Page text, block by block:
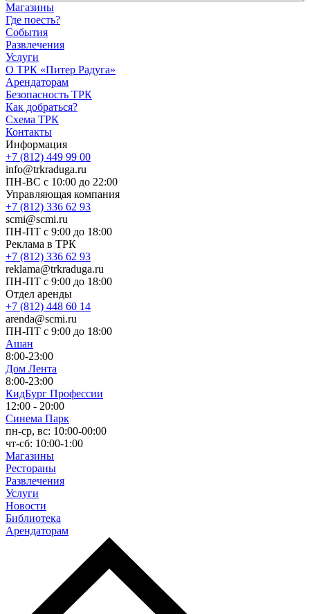
Магазины
Где поесть?
События
Развлечения
Услуги
О ТРК «Питер Радуга»
Арендаторам
Безопасность ТРК
Как добраться?
Схема ТРК
Контакты
Информация
+7 (812) 449 99 00
info@trkraduga.ru
ПН-ВС с 10:00 до 22:00
Управляющая компания
+7 (812) 336 62 93
scmi@scmi.ru
ПН-ПТ с 9:00 до 18:00
Реклама в ТРК
+7 (812) 336 62 93
reklama@trkraduga.ru
ПН-ПТ с 9:00 до 18:00
Отдел аренды
+7 (812) 448 60 14
arenda@scmi.ru
ПН-ПТ с 9:00 до 18:00
Ашан
8:00-23:00
Дом Лента
8:00-23:00
КидБург Профессии
12:00 - 20:00
Синема Парк
пн-ср, вс: 10:00-00:00
чт-сб: 10:00-1:00
Магазины
Рестораны
Развлечения
Услуги
Новости
Библиотека
Арендаторам